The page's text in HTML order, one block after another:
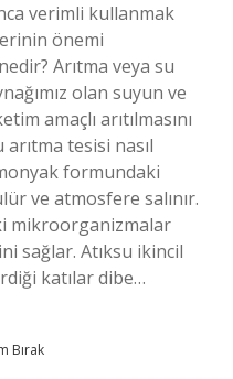
verimli kullanmak
önemi
Arıtma veya su
olan suyun ve
amaçlı arıtılmasını
tesisi nasıl
formundaki
ve atmosfere salınır.
mikroorganizmalar
sağlar. Atıksu ikincil
katılar dibe…
Bırak